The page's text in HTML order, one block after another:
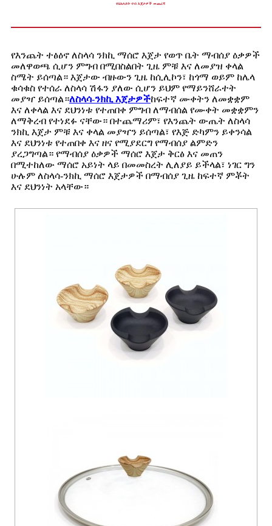
የቤኬላይት ኖብ እጀታዎች መጨረሻ
የእንጨት ተፅዕኖ ለስላሳ ንክኪ ማሰሮ እጀታ የወጥ ቤት ማብሰያ ዕቃዎች
መለዋወጫ ሲሆን ምግብ በሚበስልበት ጊዜ ምቹ እና ለመያዝ ቀላል
ስሜት ይሰጣል። እጀታው ብዙውን ጊዜ ከሲሊኮን፣ ከጎማ ወይም ከሌላ
ቁሳቁስ የተሰራ ለስላሳ ሽፋን ያለው ሲሆን ይህም የማይንሸራተት
መያዣ ይሰጣል።ለስላሳ-ንክኪ እጀታዎችከፍተኛ ሙቀትን ለመቋቋም
እና ለቀላል እና ደህንነቱ የተጠበቀ ምግብ ለማብሰል የሙቀት መቋቋምን
ለማቅረብ የተነደፉ ናቸው። በተጨማሪም፣ የእንጨት ውጤት ለስላሳ
ንክኪ እጀታ ምቹ እና ቀላል መያዣን ይሰጣል፣ የእጅ ድካምን ይቀንሳል
እና ደህንነቱ የተጠበቀ እና ዘና የሚያደርግ የማብሰያ ልምድን
ያረጋግጣል። የማብሰያ ዕቃዎች ማሰሮ እጀታ ቅርፅ እና መጠን
በሚተከለው ማሰሮ አይነት ላይ በመመስረት ሊለያይ ይችላል፣ ነገር ግን
ሁሉም ለስላሳ-ንክኪ ማሰሮ እጀታዎች በማብሰያ ጊዜ ከፍተኛ ምቾት
እና ደህንነት አላቸው።